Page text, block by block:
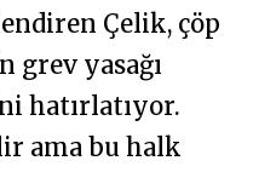
Çelik, çöp
yasağı
hatırlatıyor.
ama bu halk